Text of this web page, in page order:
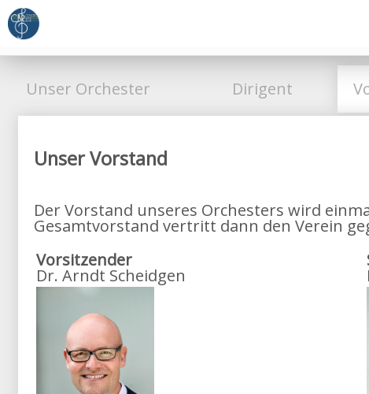
Unser Orchester Dirigent
Unser Vorstand
Der Vorstand unseres Orchesters wird
Gesamtvorstand vertritt dann den Verein
Vorsitzender
Dr. Arndt Scheidgen